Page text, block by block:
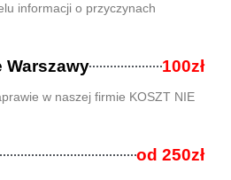
informacji o przyczynach
Warszawy 100zł
w naszej firmie KOSZT NIE
od 250zł